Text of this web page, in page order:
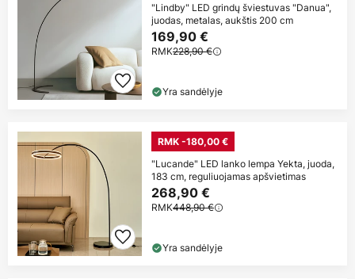
"Lindby" LED grindų šviestuvas "Danua",
juodas, metalas, aukštis 200 cm
169,90 €
RMK228,90 €
Yra sandėlyje
RMK -180,00 €
"Lucande" LED lanko lempa Yekta, juoda,
183 cm, reguliuojamas apšvietimas
268,90 €
RMK448,90 €
Yra sandėlyje